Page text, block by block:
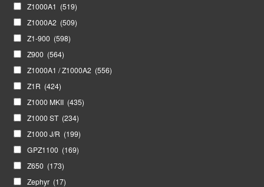
Z1000A1 (519)
Z1000A2 (509)
Z1-900 (598)
Z900 (564)
Z1000A1 / Z1000A2 (556)
Z1R (424)
Z1000 MKII (435)
Z1000 ST (234)
Z1000 J/R (199)
GPZ1100 (169)
Z650 (173)
Zephyr (17)